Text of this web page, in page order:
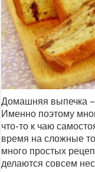
Домашняя выпечка –
Именно поэтому
что-то к чаю
время на сложные
много простых
делаются совсем